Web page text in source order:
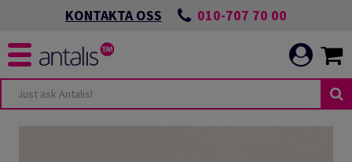
KONTAKTA OSS 010-707 70 00